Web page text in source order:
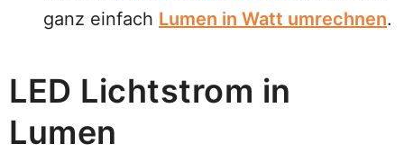
ganz einfach Lumen in Watt umrechnen.
LED Lichtstrom in
Lumen